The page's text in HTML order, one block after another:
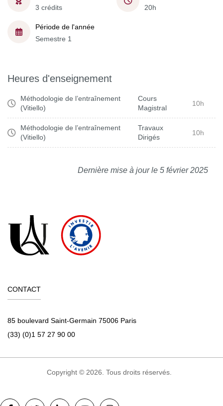
3 crédits
20h
Période de l'année
Semestre 1
Heures d'enseignement
Méthodologie de l’entraînement
(Vitiello)
Cours
Magistral
10h
Méthodologie de l’entraînement
(Vitiello)
Travaux
Dirigés
10h
Dernière mise à jour le 5 février 2025
CONTACT
85 boulevard Saint-Germain 75006 Paris
(33) (0)1 57 27 90 00
Copyright © 2026. Tous droits réservés.